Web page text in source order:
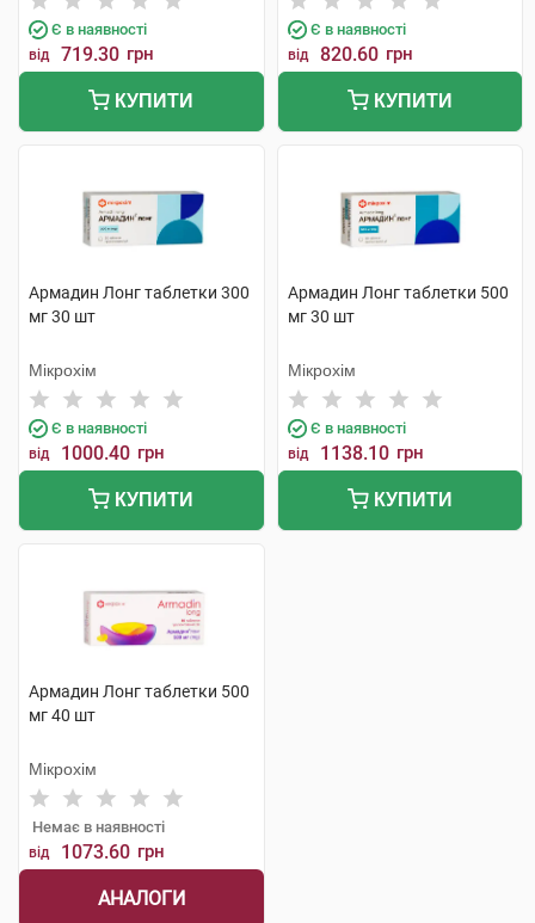
Є в наявності
від 719.30 грн
КУПИТИ
Є в наявності
від 820.60 грн
КУПИТИ
Армадин Лонг таблетки 300
мг 30 шт
Мікрохім
Є в наявності
від 1000.40 грн
КУПИТИ
Армадин Лонг таблетки 500
мг 30 шт
Мікрохім
Є в наявності
від 1138.10 грн
КУПИТИ
Армадин Лонг таблетки 500
мг 40 шт
Мікрохім
Немає в наявності
від 1073.60 грн
АНАЛОГИ